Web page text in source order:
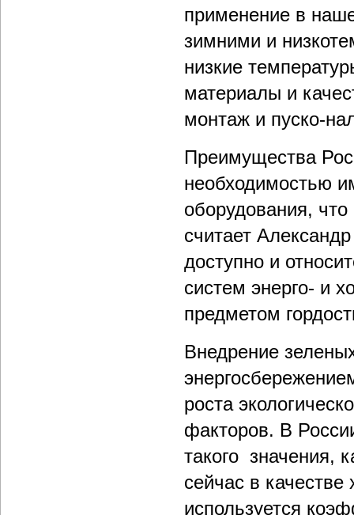
применение в
зимними и
низкие
материалы и
монтаж и пуско-
Преимущества
необходимостью
оборудования,
считает
доступно и
систем энерго- и
предметом
Внедрение
роста
факторов. В
такого значения,
сейчас в
используется